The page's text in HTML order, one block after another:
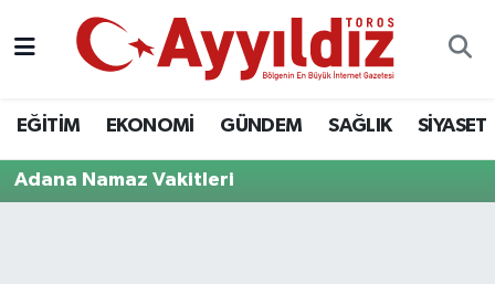
EĞİTİM EKONOMİ GÜNDEM SAĞLIK SİYASET
Adana Namaz Vakitleri